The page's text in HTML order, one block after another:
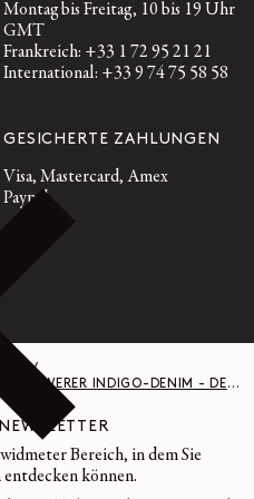
Montag bis Freitag, 10 bis 19 Uhr
GMT
Frankreich: +33 1 72 95 21 21
International: +33 9 74 75 58 58
GESICHERTE ZAHLUNGEN
Visa, Mastercard, Amex
Paypal
/
BARREL-JEANS MIT HOHER TAILLE - SCHWERER INDIGO-DENIM - DENIM INDIGO
Bereich, in dem Sie
können.